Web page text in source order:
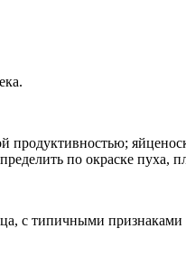
по окраске пуха,
с типичными